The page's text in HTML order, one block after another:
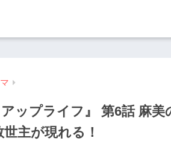
ップライフ』 第6話 麻
主が現れる！